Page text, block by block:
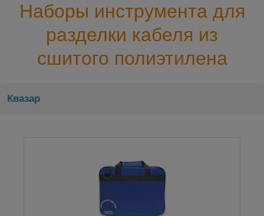
Наборы инструмента для
разделки кабеля из
сшитого полиэтилена
Квазар